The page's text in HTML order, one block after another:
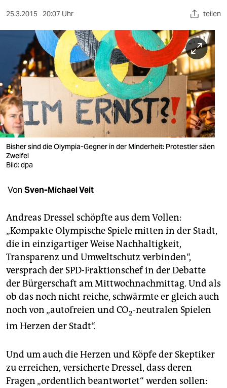
sport
berlin
nord
wahrheit
verlag
verlag
veranstaltungen
shop
fragen & hilfe
abo
genossenschaft
epaper login
25.3.2015 20:07 Uhr teilen
Bisher sind die Olympia-Gegner in der Minderheit: Protestler säen
Zweifel
Bild: dpa
Von Sven-Michael Veit
Andreas Dressel schöpfte aus dem Vollen:
„Kompakte Olympische Spiele mitten in der Stadt,
die in einzigartiger Weise Nachhaltigkeit,
Transparenz und Umweltschutz verbinden“,
versprach der SPD-Fraktionschef in der Debatte
der Bürgerschaft am Mittwochnachmittag. Und als
ob das noch nicht reiche, schwärmte er gleich auch
noch von „autofreien und CO2-neutralen Spielen
im Herzen der Stadt“.
Und um auch die Herzen und Köpfe der Skeptiker
zu erreichen, versicherte Dressel, dass deren
Fragen „ordentlich beantwortet“ werden sollen: